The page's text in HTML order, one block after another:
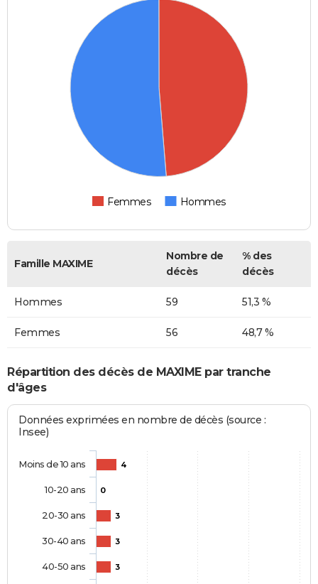
Femmes Hommes
Famille MAXIME
Nombre de
décès
% des
décès
Hommes 59 51,3 %
Femmes 56 48,7 %
Répartition des décès de MAXIME par tranche
d'âges
Données exprimées en nombre de décès (source :
Insee)
4
0
3
3
3
Moins de 10 ans
10-20 ans
20-30 ans
30-40 ans
40-50 ans